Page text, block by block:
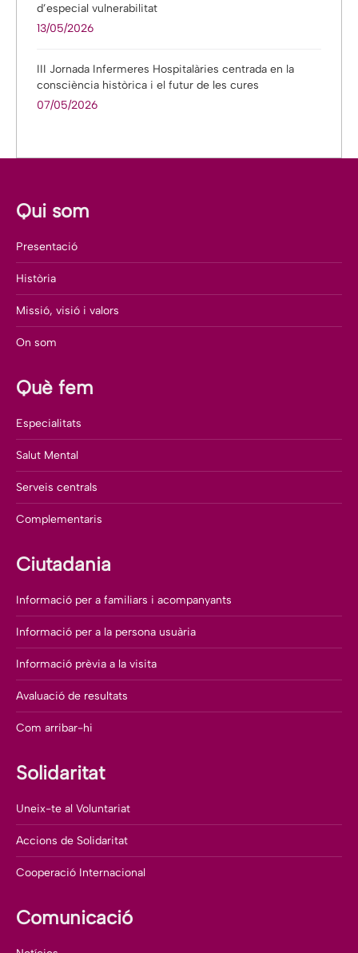
d’especial vulnerabilitat
13/05/2026
III Jornada Infermeres Hospitalàries centrada en la
consciència històrica i el futur de les cures
07/05/2026
Qui som
Presentació
Història
Missió, visió i valors
On som
Què fem
Especialitats
Salut Mental
Serveis centrals
Complementaris
Ciutadania
Informació per a familiars i acompanyants
Informació per a la persona usuària
Informació prèvia a la visita
Avaluació de resultats
Com arribar-hi
Solidaritat
Uneix-te al Voluntariat
Accions de Solidaritat
Cooperació Internacional
Comunicació